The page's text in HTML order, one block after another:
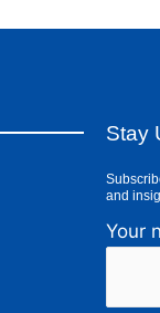
Stay
and
Your